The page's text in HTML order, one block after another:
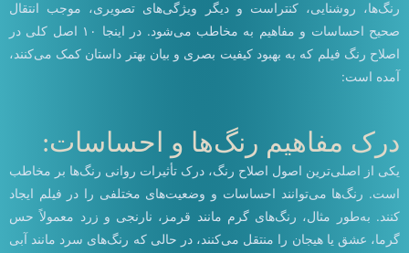
رنگ‌ها، روشنایی، کنتراست و دیگر ویژگی‌های تصویری، موجب انتقال
صحیح احساسات و مفاهیم به مخاطب می‌شود. در اینجا ۱۰ اصل کلی در
اصلاح رنگ فیلم که به بهبود کیفیت بصری و بیان بهتر داستان کمک می‌کنند،
آمده است:
درک مفاهیم رنگ‌ها و احساسات:
یکی از اصلی‌ترین اصول اصلاح رنگ، درک تأثیرات روانی رنگ‌ها بر مخاطب
است. رنگ‌ها می‌توانند احساسات و وضعیت‌های مختلفی را در فیلم ایجاد
کنند. به‌طور مثال، رنگ‌های گرم مانند قرمز، نارنجی و زرد معمولاً حس
گرما، عشق یا هیجان را منتقل می‌کنند، در حالی که رنگ‌های سرد مانند آبی